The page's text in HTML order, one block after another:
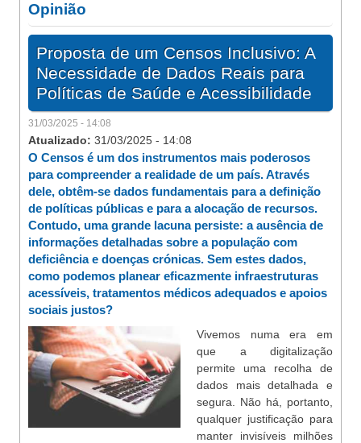
Opinião
Proposta de um Censos Inclusivo: A
Necessidade de Dados Reais para
Políticas de Saúde e Acessibilidade
31/03/2025 - 14:08
Atualizado: 31/03/2025 - 14:08
O Censos é um dos instrumentos mais poderosos
para compreender a realidade de um país. Através
dele, obtêm-se dados fundamentais para a definição
de políticas públicas e para a alocação de recursos.
Contudo, uma grande lacuna persiste: a ausência de
informações detalhadas sobre a população com
deficiência e doenças crónicas. Sem estes dados,
como podemos planear eficazmente infraestruturas
acessíveis, tratamentos médicos adequados e apoios
sociais justos?
Vivemos numa era em
que a digitalização
permite uma recolha de
dados mais detalhada e
segura. Não há, portanto,
qualquer justificação para
manter invisíveis milhões